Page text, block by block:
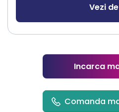
Vezi
Incarca
Comanda